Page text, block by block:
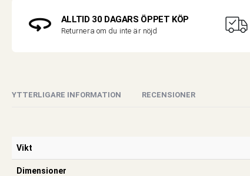
ALLTID 30 DAGARS ÖPPET KÖP
Returnera om du inte är nöjd
YTTERLIGARE INFORMATION RECENSIONER
Vikt
Dimensioner